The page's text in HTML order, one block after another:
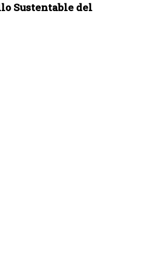
Sustentable del